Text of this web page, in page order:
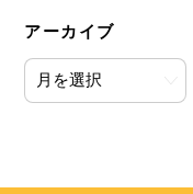
アーカイブ
ア
ー
ブ